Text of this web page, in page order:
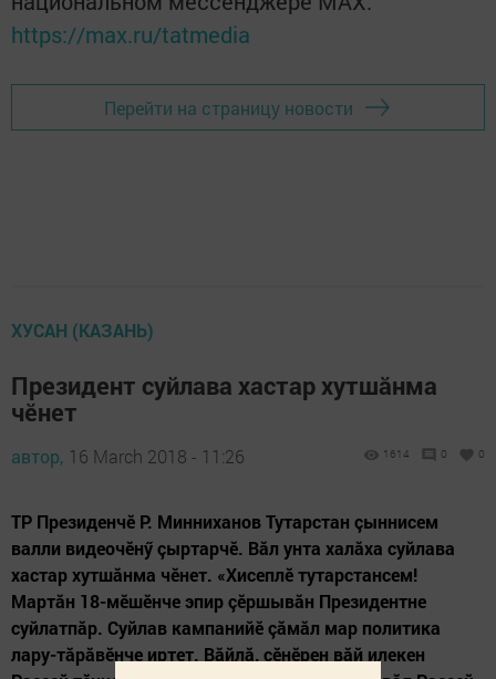
https://max.ru/tatmedia
Перейти на страницу новости
ХУСАН (КАЗАНЬ)
Президент суйлава хастар хутшăнма
чӗнет
автор, 16 March 2018 - 11:26 1614 0 0
ТР Президенчӗ Р. Минниханов Тутарстан çыннисем
валли видеочӗнӳ çыртарчӗ. Вăл унта халăха суйлава
хастар хутшăнма чӗнет. «Хисеплӗ тутарстансем!
Мартăн 18-мӗшӗнче эпир çӗршывăн Президентне
суйлатпăр. Суйлав кампанийӗ çăмăл мар политика
лару-тăрăвӗнче иртет. Вăйлă, çӗнӗрен вăй илекен